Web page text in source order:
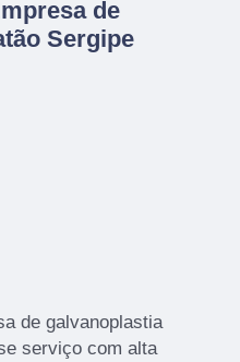
de
Sergipe
de galvanoplastia
serviço com alta